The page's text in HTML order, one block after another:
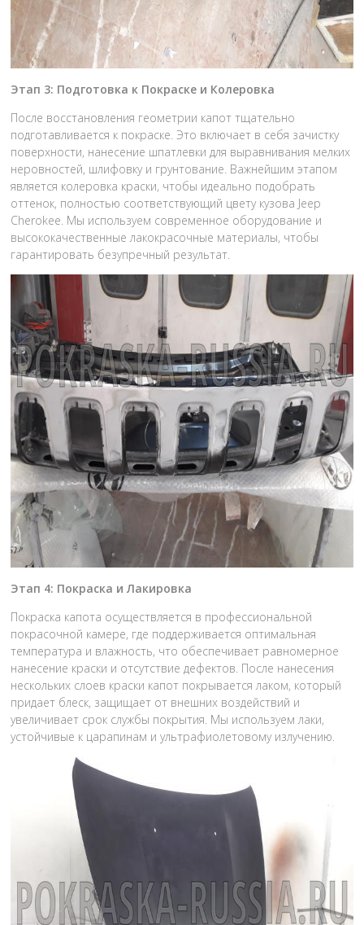
Этап 3: Подготовка к Покраске и Колеровка
После восстановления геометрии капот тщательно
подготавливается к покраске. Это включает в себя зачистку
поверхности, нанесение шпатлевки для выравнивания мелких
неровностей, шлифовку и грунтование. Важнейшим этапом
является колеровка краски, чтобы идеально подобрать
оттенок, полностью соответствующий цвету кузова Jeep
Cherokee. Мы используем современное оборудование и
высококачественные лакокрасочные материалы, чтобы
гарантировать безупречный результат.
Этап 4: Покраска и Лакировка
Покраска капота осуществляется в профессиональной
покрасочной камере, где поддерживается оптимальная
температура и влажность, что обеспечивает равномерное
нанесение краски и отсутствие дефектов. После нанесения
нескольких слоев краски капот покрывается лаком, который
придает блеск, защищает от внешних воздействий и
увеличивает срок службы покрытия. Мы используем лаки,
устойчивые к царапинам и ультрафиолетовому излучению.